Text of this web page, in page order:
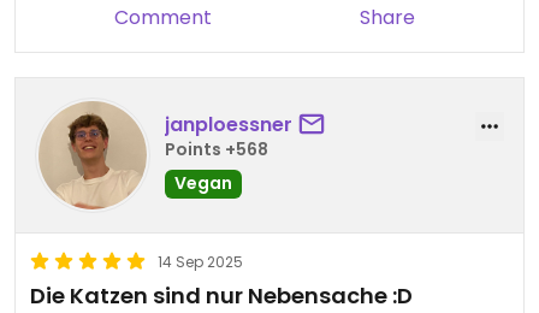
Comment Share
janploessner
Points +568
Vegan
14 Sep 2025
Die Katzen sind nur Nebensache :D